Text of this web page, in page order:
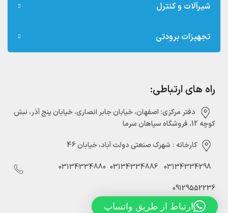
شیرآلات و کنترل
تجهیزات برودتی
راه های ارتباطی:
دفتر مرکزی:‌ اصفهان، خیابان جابر انصاری، خیابان پنج آذر، نبش
کوچه 12، فروشگاه سپاهان سرما
کارخانه : شهرک صنعتی دولت آباد، خیابان 46
03134334298
03134334886
03134334880
09129552236
ارتباط از طریق واتساپ